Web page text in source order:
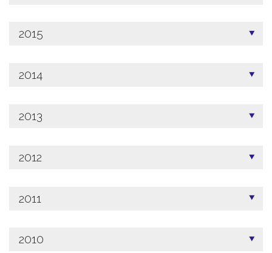
2015
2014
2013
2012
2011
2010